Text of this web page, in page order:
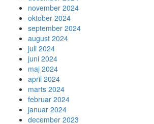
november 2024
oktober 2024
september 2024
august 2024
juli 2024
juni 2024
maj 2024
april 2024
marts 2024
februar 2024
januar 2024
december 2023